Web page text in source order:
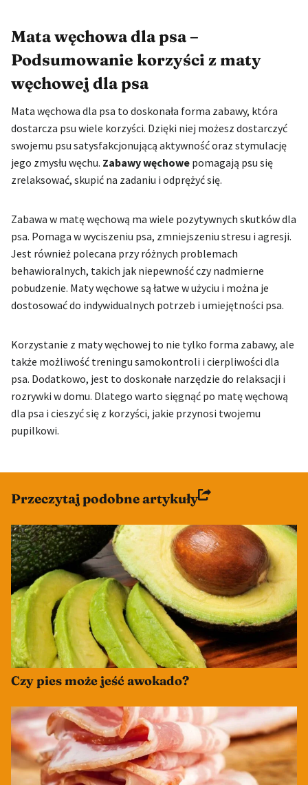
Mata węchowa dla psa –
Podsumowanie korzyści z maty
węchowej dla psa
Mata węchowa dla psa to doskonała forma zabawy, która
dostarcza psu wiele korzyści. Dzięki niej możesz dostarczyć
swojemu psu satysfakcjonującą aktywność oraz stymulację
jego zmysłu węchu. Zabawy węchowe pomagają psu się
zrelaksować, skupić na zadaniu i odprężyć się.
Zabawa w matę węchową ma wiele pozytywnych skutków dla
psa. Pomaga w wyciszeniu psa, zmniejszeniu stresu i agresji.
Jest również polecana przy różnych problemach
behawioralnych, takich jak niepewność czy nadmierne
pobudzenie. Maty węchowe są łatwe w użyciu i można je
dostosować do indywidualnych potrzeb i umiejętności psa.
Korzystanie z maty węchowej to nie tylko forma zabawy, ale
także możliwość treningu samokontroli i cierpliwości dla
psa. Dodatkowo, jest to doskonałe narzędzie do relaksacji i
rozrywki w domu. Dlatego warto sięgnąć po matę węchową
dla psa i cieszyć się z korzyści, jakie przynosi twojemu
pupilkowi.
Przeczytaj podobne artykuły
Czy pies może jeść awokado?